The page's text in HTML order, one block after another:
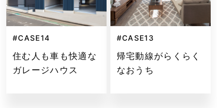
#CASE14
住む人も車も快適な
ガレージハウス
#CASE13
帰宅動線がらくらく
なおうち